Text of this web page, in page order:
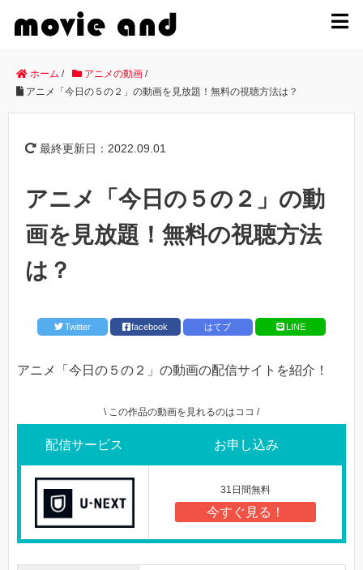
ホーム / アニメの動画 /
アニメ「今日の５の２」の動画を見放題！無料の視聴方法は？
最終更新日：2022.09.01
アニメ「今日の５の２」の動
画を見放題！無料の視聴方法
は？
Twitter facebook はてブ LINE
アニメ「今日の５の２」の動画の配信サイトを紹介！
\ この作品の動画を見れるのはココ /
配信サービス お申し込み
31日間無料
今すぐ見る！